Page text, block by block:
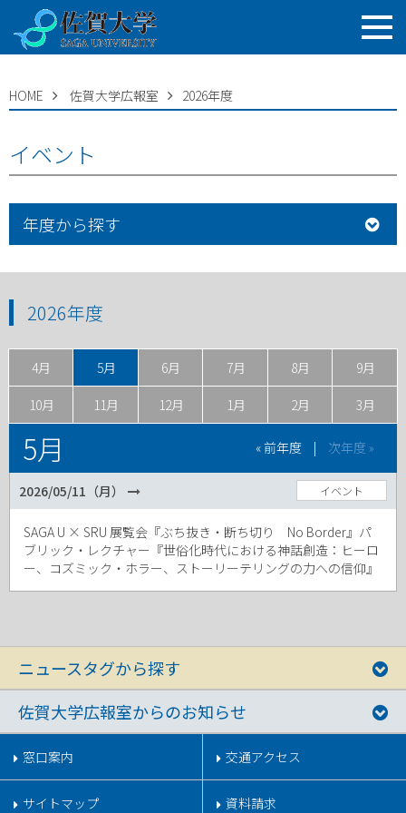
HOME 佐賀大学広報室 2026年度
イベント
年度から探す
2026年度
4月 5月 6月 7月 8月 9月
10月 11月 12月 1月 2月 3月
5月 « 前年度 | 次年度 »
2026/05/11（月）
SAGA U × SRU 展覧会『ぶち抜き・断ち切り No Border』パ
ブリック・レクチャー『世俗化時代における神話創造：ヒーロ
ー、コズミック・ホラー、ストーリーテリングの力への信仰』
イベント
ニュースタグから探す
佐賀大学広報室からのお知らせ
窓口案内 交通アクセス
サイトマップ 資料請求